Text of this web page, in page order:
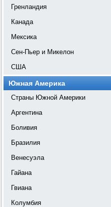
Гренландия
Канада
Мексика
Сен-Пьер и Микелон
США
Южная Америка
Страны Южной Америки
Аргентина
Боливия
Бразилия
Венесуэла
Гайана
Гвиана
Колумбия